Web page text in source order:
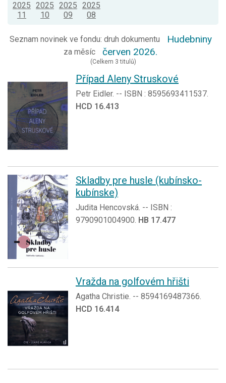
2025
11
2025
10
2025
09
2025
08
Seznam novinek ve fondu: druh dokumentu Hudebniny
za měsíc červen 2026.
(Celkem 3 titulů)
Případ Aleny Struskové
Petr Eidler. -- ISBN : 8595693411537.
HCD 16.413
Skladby pre husle (kubínsko-
kubínske)
Judita Hencovská. -- ISBN :
9790901004900. HB 17.477
Vražda na golfovém hřišti
Agatha Christie. -- 8594169487366.
HCD 16.414